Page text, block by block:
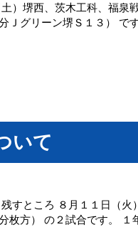
）堺西、茨木工科、福泉
Ｊグリーン堺Ｓ１３） で
いて
すところ ８月１１日（
枚方） の２試合です。